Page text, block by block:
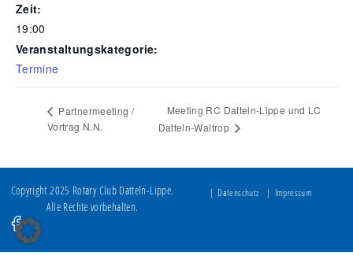
Zeit:
19:00
Veranstaltungskategorie:
Termine
Partnermeeting /
Vortrag N.N.
Meeting RC Datteln-Lippe und LC
Datteln-Waltrop
Copyright 2025 Rotary Club Datteln-Lippe.
Alle Rechte vorbehalten.
Datenschutz Impressum